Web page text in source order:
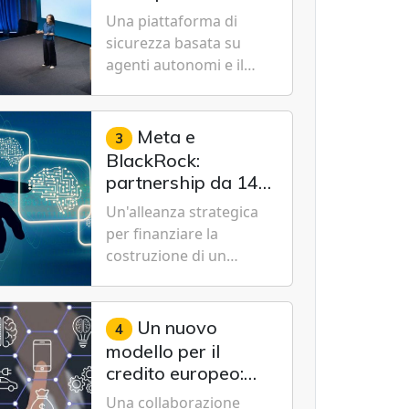
Cybersecurity.
nuovo modello IA
specializzato per la
cybersecurity
Una piattaforma di
sicurezza basata su
agenti autonomi e il
Cyber-1-Flash per
consentire alle
organizzazioni di
passare da una difesa
reattiva a una strategia
di gestione continua del
rischio.
3 Meta e
BlackRock:
partnership da 14
miliardi di dollari
per un data center
da record in Texas
Un'alleanza strategica
per finanziare la
costruzione di un
1 gigawatt a El Paso,
volto a sostenere le
future ambizioni di
superintelligenza e
intelligenza artificiale
4 Un nuovo
modello per il
credito europeo:
UniCredit,
Una collaborazione